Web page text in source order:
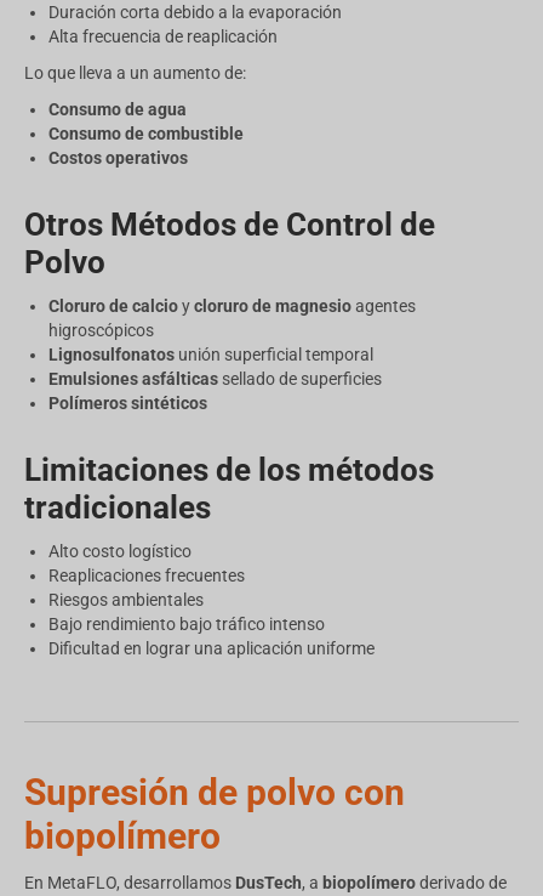
Duración corta debido a la evaporación
Alta frecuencia de reaplicación
Lo que lleva a un aumento de:
Consumo de agua
Consumo de combustible
Costos operativos
Otros Métodos de Control de
Polvo
Cloruro de calcioycloruro de magnesioagentes
higroscópicos
Lignosulfonatos unión superficial temporal
Emulsiones asfálticas sellado de superficies
Polímeros sintéticos
Limitaciones de los métodos
tradicionales
Alto costo logístico
Reaplicaciones frecuentes
Riesgos ambientales
Bajo rendimiento bajo tráfico intenso
Dificultad en lograr una aplicación uniforme
Supresión de polvo con
biopolímero
En MetaFLO, desarrollamos DusTech, a biopolímeroderivado de